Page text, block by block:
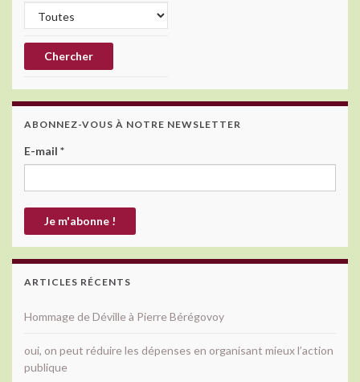
ABONNEZ-VOUS À NOTRE NEWSLETTER
E-mail *
ARTICLES RÉCENTS
Hommage de Déville à Pierre Bérégovoy
oui, on peut réduire les dépenses en organisant mieux l’action
publique